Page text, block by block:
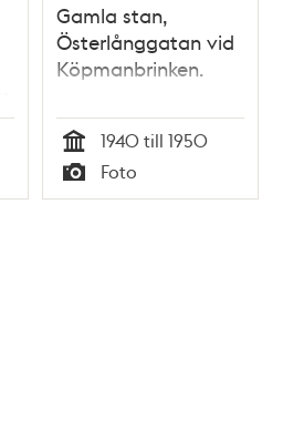
Gamla stan,
Österlånggatan vid
Köpmanbrinken.
Tid
1940 till 1950
Typ
Foto